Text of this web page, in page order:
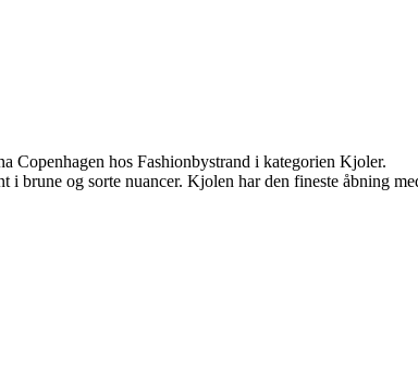
Copenhagen hos Fashionbystrand i kategorien Kjoler.
og sorte nuancer. Kjolen har den fineste åbning